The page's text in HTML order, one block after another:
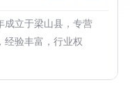
成立于梁山县，专营
经验丰富，行业权